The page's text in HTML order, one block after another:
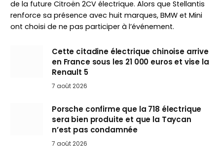
de la future Citroën 2CV électrique. Alors que Stellantis
renforce sa présence avec huit marques, BMW et Mini
ont choisi de ne pas participer à l’événement.
Cette citadine électrique chinoise arrive
en France sous les 21 000 euros et vise la
Renault 5
7 août 2026
Porsche confirme que la 718 électrique
sera bien produite et que la Taycan
n’est pas condamnée
7 août 2026